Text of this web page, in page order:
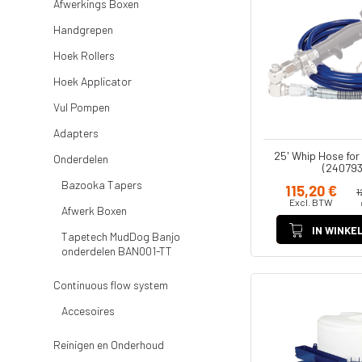
Graco verfspuit
Graco RAC
FFLP tip
Onderdelen
Bazooka
Tapers
Afwerk Boxen
MudDog Banjo
onderdelen
BAN001-TT
Continuous flow
system
Accesoires
Onderhoud
Afwerkings Boxen
Handgrepen
Hoek Rollers
Hoek Applicator
Vul Pompen
Adapters
Onderdelen
Bazooka Tapers
Afwerk Boxen
Tapetech MudDog Banjo
onderdelen BAN001-TT
Continuous flow system
Accesoires
Reinigen en Onderhoud
25' Whip Hose
115,20 €
Excl. BTW
IN